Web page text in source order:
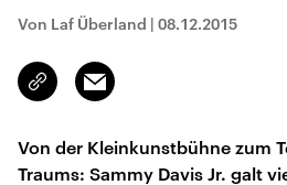
Von Laf Überland | 08.12.2015
Link
kopieren/teilen
Email
Von der Kleinkunstbühne zum
Traums: Sammy Davis Jr. galt